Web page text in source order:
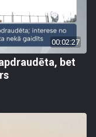
00:02:27
bet